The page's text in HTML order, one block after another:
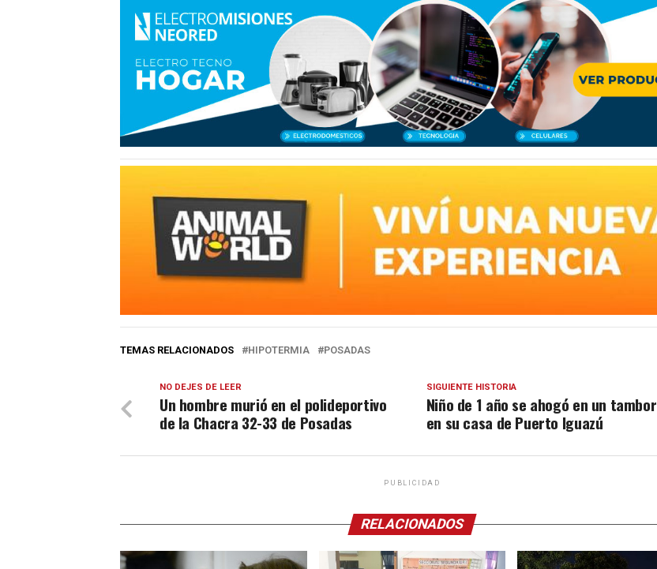
TEMAS RELACIONADOS HIPOTERMIA POSADAS
SIGUIENTE HISTORIA
Niño de 1 año se ahogó en un tambor
en su casa de Puerto Iguazú
NO DEJES DE LEER
Un hombre murió en el polideportivo
de la Chacra 32-33 de Posadas
PUBLICIDAD
RELACIONADOS